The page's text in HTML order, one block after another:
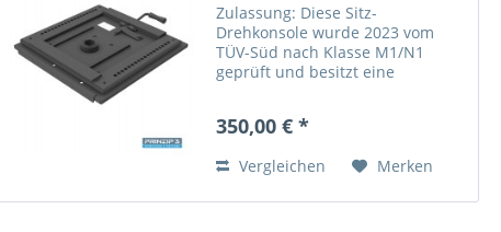
Zulassung: Diese Sitz-
Drehkonsole wurde 2023 vom
TÜV-Süd nach Klasse M1/N1
geprüft und besitzt eine
(KBA) für den VW T7 Multivan ab
Sitzes ist nur...
350,00 € *
Vergleichen Merken